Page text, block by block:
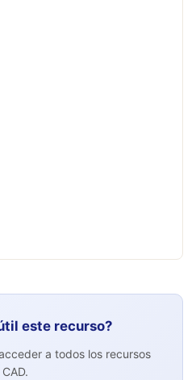
este recurso?
a todos los recursos
CAD.